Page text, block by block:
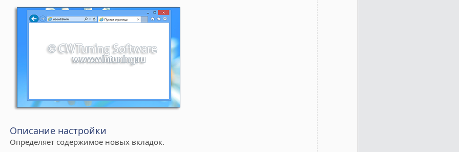
Описание настройки
Определяет содержимое новых вкладок.